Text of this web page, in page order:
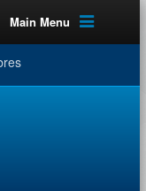
Main Menu